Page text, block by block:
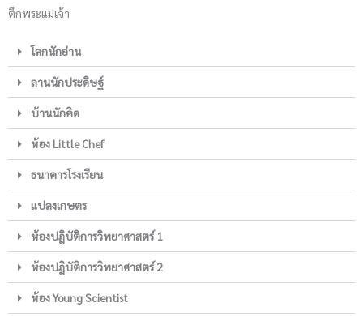
ตึกพระแม่เจ้า
โลกนักอ่าน
ลานนักประดิษฐ์
บ้านนักคิด
ห้อง Little Chef
ธนาคารโรงเรียน
แปลงเกษตร
ห้องปฎิบัติการวิทยาศาสตร์ 1
ห้องปฎิบัติการวิทยาศาสตร์ 2
ห้อง Young Scientist